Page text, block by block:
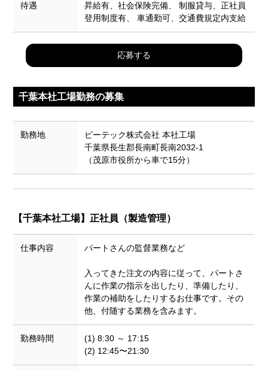
待遇
昇給有、社会保険完備、 制服貸与、正社員
登用制度有、 車通勤可、交通費規定内支給
応募する
千葉本社工場勤務の募集
勤務地
ビーテック株式会社 本社工場
千葉県長生郡長南町長南2032-1
（茂原市役所から車で15分）
【千葉本社工場】 正社員（製造管理）
仕事内容 パートさんの監督業務など
入ってきた注文の内容に従って、パートさ
んに作業の指示を出したり、準備したり、
作業の補助をしたりするお仕事です。その
他、付随する業務を含みます。
勤務時間
(1) 8:30 ～ 17:15
(2) 12:45〜21:30